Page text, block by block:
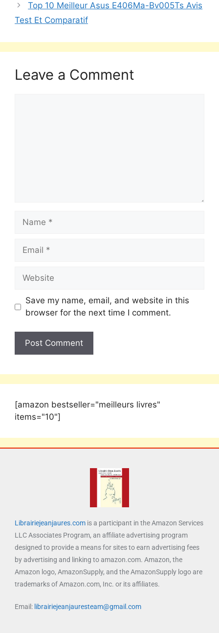
Top 10 Meilleur Asus E406Ma-Bv005Ts Avis
Test Et Comparatif
Leave a Comment
Save my name, email, and website in this
browser for the next time I comment.
[amazon bestseller="meilleurs livres"
items="10"]
Librairiejeanjaures.com is a participant in the Amazon Services
LLC Associates Program, an affiliate advertising program
designed to provide a means for sites to earn advertising fees
by advertising and linking to amazon.com. Amazon, the
Amazon logo, AmazonSupply, and the AmazonSupply logo are
trademarks of Amazon.com, Inc. or its affiliates.
Email: librairiejeanjauresteam@gmail.com